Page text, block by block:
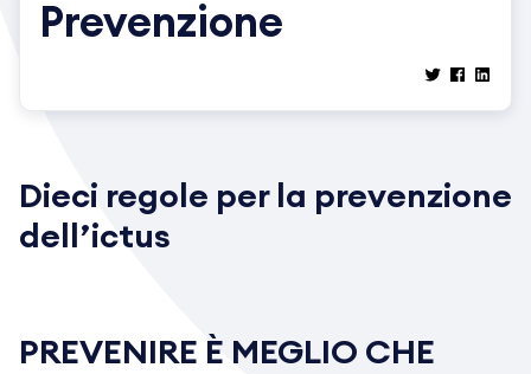
Prevenzione
Dieci regole per la prevenzione
dell’ictus
PREVENIRE È MEGLIO CHE